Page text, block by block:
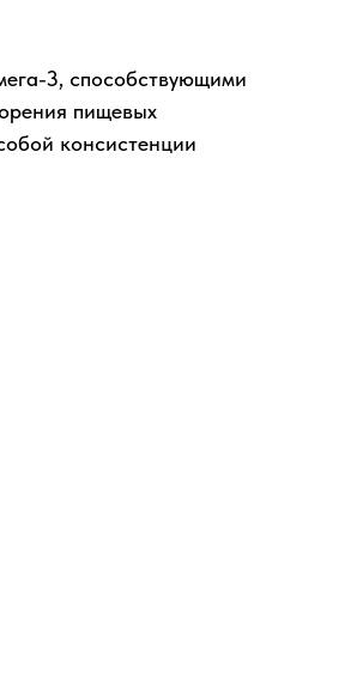
3, способствующими
пищевых
консистенции